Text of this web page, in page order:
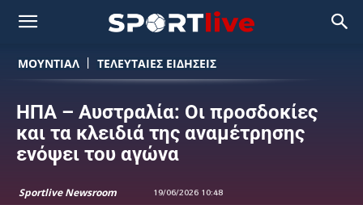
ΜΟΥΝΤΙΆΛ ΤΕΛΕΥΤΑΙΕΣ ΕΙΔΗΣΕΙΣ
ΗΠΑ – Αυστραλία: Οι προσδοκίες
και τα κλειδιά της αναμέτρησης
ενόψει του αγώνα
Sportlive Newsroom 19/06/2026 10:48